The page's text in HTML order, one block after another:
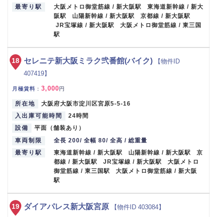
最寄り駅
大阪メトロ御堂筋線 / 新大阪駅 東海道新幹線 / 新大
阪駅 山陽新幹線 / 新大阪駅 京都線 / 新大阪駅
JR宝塚線 / 新大阪駅 大阪メトロ御堂筋線 / 東三国
駅
セレニテ新大阪ミラク弐番館(バイク)
【物件ID
407419】
月極賃料 ： 3,000円
所在地
大阪府大阪市淀川区宮原5-5-16
入出庫可能時間
24時間
設備
平面（舗装あり）
車両制限
全長 200/ 全幅 80/ 全高 / 総重量
最寄り駅
東海道新幹線 / 新大阪駅 山陽新幹線 / 新大阪駅 京
都線 / 新大阪駅 JR宝塚線 / 新大阪駅 大阪メトロ
御堂筋線 / 東三国駅 大阪メトロ御堂筋線 / 新大阪
駅
18
ダイアパレス新大阪宮原 【物件ID 403084】
19